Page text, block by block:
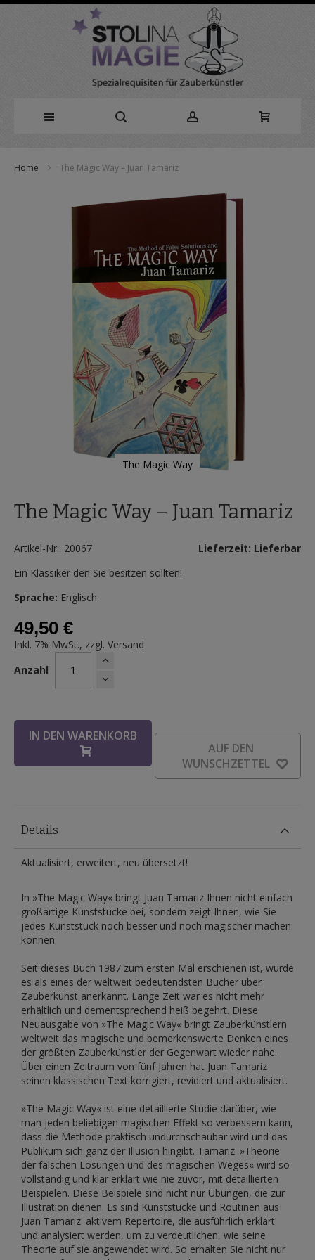
zumHome The Magic Way – Juan Tamariz
The Magic Way
der
The Magic Way – Juan Tamariz
Artikel-Nr.: 20067
Lieferzeit: Lieferbar
Ein Klassiker den Sie besitzen sollten!
Sprache: Englisch
49,50 €
Inkl. 7% MwSt., zzgl. Versand
Anzahl
IN DEN WARENKORB
AUF DEN
WUNSCHZETTEL
Details
Aktualisiert, erweitert, neu übersetzt!
In »The Magic Way« bringt Juan Tamariz Ihnen nicht einfach
großartige Kunststücke bei, sondern zeigt Ihnen, wie Sie
jedes Kunststück noch besser und noch magischer machen
können.
Seit dieses Buch 1987 zum ersten Mal erschienen ist, wurde
es als eines der weltweit bedeutendsten Bücher über
Zauberkunst anerkannt. Lange Zeit war es nicht mehr
erhältlich und dementsprechend heiß begehrt. Diese
Neuausgabe von »The Magic Way« bringt Zauberkünstlern
weltweit das magische und bemerkenswerte Denken eines
der größten Zauberkünstler der Gegenwart wieder nahe.
Über einen Zeitraum von fünf Jahren hat Juan Tamariz
seinen klassischen Text korrigiert, revidiert und aktualisiert.
»The Magic Way« ist eine detaillierte Studie darüber, wie
man jeden beliebigen magischen Effekt so verbessern kann,
dass die Methode praktisch undurchschaubar wird und das
Publikum sich ganz der Illusion hingibt. Tamariz' »Theorie
der falschen Lösungen und des magischen Weges« wird so
vollständig und klar erklärt wie nie zuvor, mit detaillierten
Beispielen. Diese Beispiele sind nicht nur Übungen, die zur
Illustration dienen. Es sind Kunststücke und Routinen aus
Juan Tamariz' aktivem Repertoire, die ausführlich erklärt
und analysiert werden, um zu verdeutlichen, wie seine
Theorie auf sie angewendet wird. So erhalten Sie nicht nur